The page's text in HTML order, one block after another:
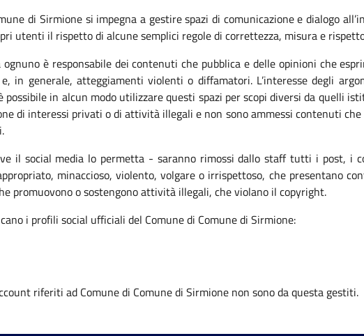
di Sirmione si impegna a gestire spazi di comunicazione e dialogo
utenti il rispetto di alcune semplici regole di correttezza, misura e
ognuno è responsabile dei contenuti che pubblica e delle opinioni che
in generale, atteggiamenti violenti o diffamatori. L’interesse degli
possibile in alcun modo utilizzare questi spazi per scopi diversi da quelli
di interessi privati o di attività illegali e non sono ammessi contenuti
il social media lo permetta - saranno rimossi dallo staff tutti i post, i
minaccioso, violento, volgare o irrispettoso, che presentano
promuovono o sostengono attività illegali, che violano il copyright.
i profili social ufficiali del Comune di Comune di Sirmione:
riferiti ad Comune di Comune di Sirmione non sono da questa gestiti.